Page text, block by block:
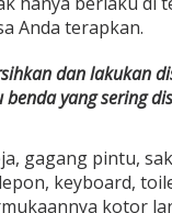
Anda terapkan.
dan lakukan
yang sering
gagang pintu,
keyboard,
kotor